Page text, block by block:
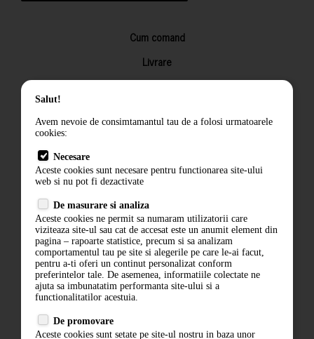
Cum comand
Livrare
Returnarea produselor
Termeni si conditii
Politica de confidentialitate
ANPC
Salut!
Avem nevoie de consimtamantul tau de a folosi urmatoarele
cookies:
Necesare
Aceste cookies sunt necesare pentru functionarea site-ului
web si nu pot fi dezactivate
De masurare si analiza
Aceste cookies ne permit sa numaram utilizatorii care
viziteaza site-ul sau cat de accesat este un anumit element din
pagina – rapoarte statistice, precum si sa analizam
comportamentul tau pe site si alegerile pe care le-ai facut,
pentru a-ti oferi un continut personalizat conform
preferintelor tale. De asemenea, informatiile colectate ne
ajuta sa imbunatatim performanta site-ului si a
functionalitatilor acestuia.
De promovare
Aceste cookies sunt setate pe site-ul nostru in baza unor